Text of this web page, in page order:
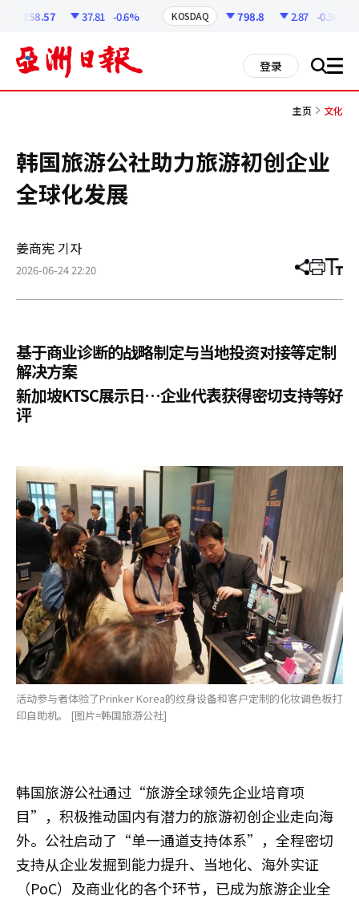
6258.57 37.81 -0.6% KOSDAQ 798.8 2.87 -0.36%
登录 搜 all
主页 文化
韩国旅游公社助力旅游初创企业
全球化发展
姜商宪 기자
2026-06-24 22:20 分
章
打 调
小
基于商业诊断的战略制定与当地投资对接等定制
解决方案
新加坡KTSC展示日…企业代表获得密切支持等好
评
活动参与者体验了Prinker Korea的纹身设备和客户定制的化妆调色板打
印自助机。 [图片=韩国旅游公社]
韩国旅游公社通过“旅游全球领先企业培育项
目”，积极推动国内有潜力的旅游初创企业走向海
外。公社启动了“单一通道支持体系”，全程密切
支持从企业发掘到能力提升、当地化、海外实证
（PoC）及商业化的各个环节，已成为旅游企业全